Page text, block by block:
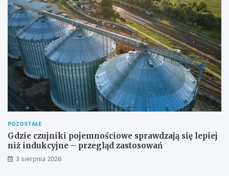
POZOSTAŁE
Gdzie czujniki pojemnościowe sprawdzają się lepiej
niż indukcyjne – przegląd zastosowań
3 sierpnia 2026